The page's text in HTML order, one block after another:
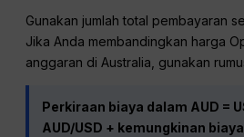
Gunakan jumlah total pembayaran
Jika Anda membandingkan harga
anggaran di Australia, gunakan
Perkiraan biaya dalam AUD =
AUD/USD + kemungkinan